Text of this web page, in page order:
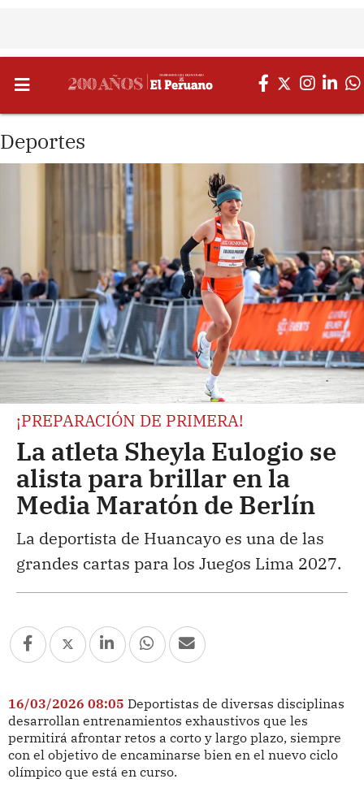
Deportes
¡PREPARACIÓN DE PRIMERA!
La atleta Sheyla Eulogio se
alista para brillar en la
Media Maratón de Berlín
La deportista de Huancayo es una de las
grandes cartas para los Juegos Lima 2027.
16/03/2026 08:05 Deportistas de diversas disciplinas
desarrollan entrenamientos exhaustivos que les
permitirá afrontar retos a corto y largo plazo, siempre
con el objetivo de encaminarse bien en el nuevo ciclo
olímpico que está en curso.